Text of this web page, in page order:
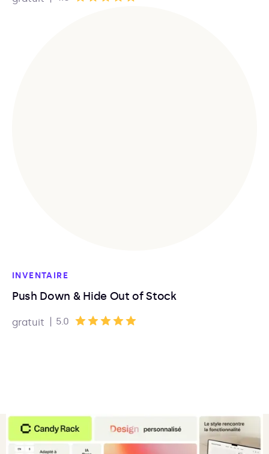
INVENTAIRE
Push Down & Hide Out of Stock
gratuit | 5.0